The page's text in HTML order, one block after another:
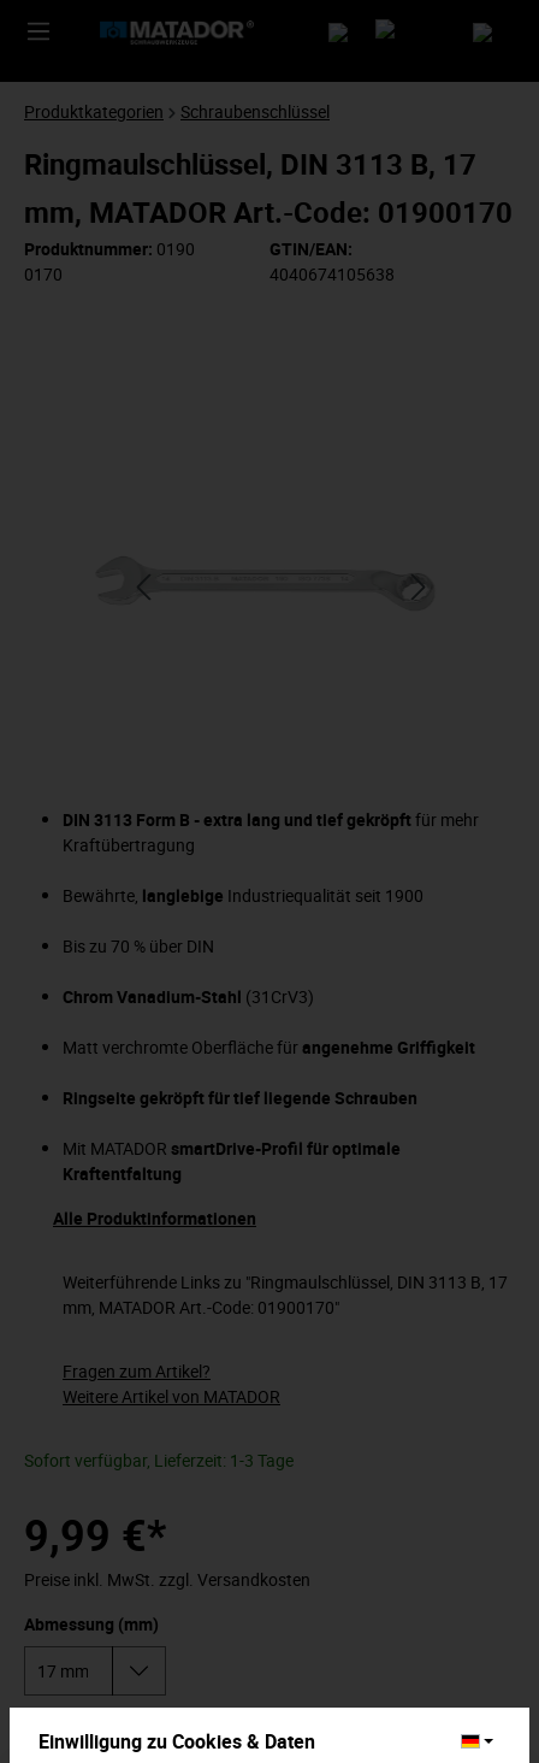
Produktkategorien Schraubenschlüssel
Ringmaulschlüssel, DIN 3113 B, 17
mm, MATADOR Art.-Code: 01900170
Produktnummer: 0190
0170
GTIN/EAN:
4040674105638
DIN 3113 Form B - extra lang und tief gekröpftfür mehr
Kraftübertragung
Bewährte, langlebige Industriequalität seit 1900
Bis zu 70 % über DIN
Chrom Vanadium-Stahl (31CrV3)
Matt verchromte Oberfläche fürangenehme Griffigkeit
Ringseite gekröpft für tief liegende Schrauben
Mit MATADOR smartDrive-Profil für optimale
Kraftentfaltung
Alle Produktinformationen
Weiterführende Links zu "Ringmaulschlüssel, DIN 3113 B, 17
mm, MATADOR Art.-Code: 01900170"
Fragen zum Artikel?
Weitere Artikel von MATADOR
Sofort verfügbar, Lieferzeit: 1-3 Tage
9,99 €*
Preise inkl. MwSt. zzgl. Versandkosten
Abmessung (mm)
In den Warenkorb
Einwilligung zu Cookies & Daten